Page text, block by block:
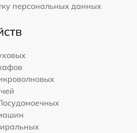
персональных данных